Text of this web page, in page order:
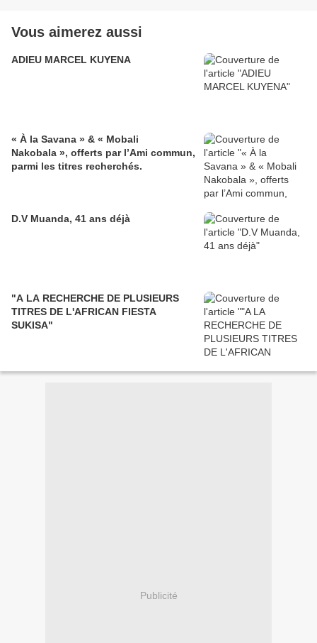
Vous aimerez aussi
ADIEU MARCEL KUYENA
« À la Savana » & « Mobali
Nakobala », offerts par l’Ami commun,
parmi les titres recherchés.
D.V Muanda, 41 ans déjà
"A LA RECHERCHE DE PLUSIEURS
TITRES DE L'AFRICAN FIESTA
SUKISA"
Publicité